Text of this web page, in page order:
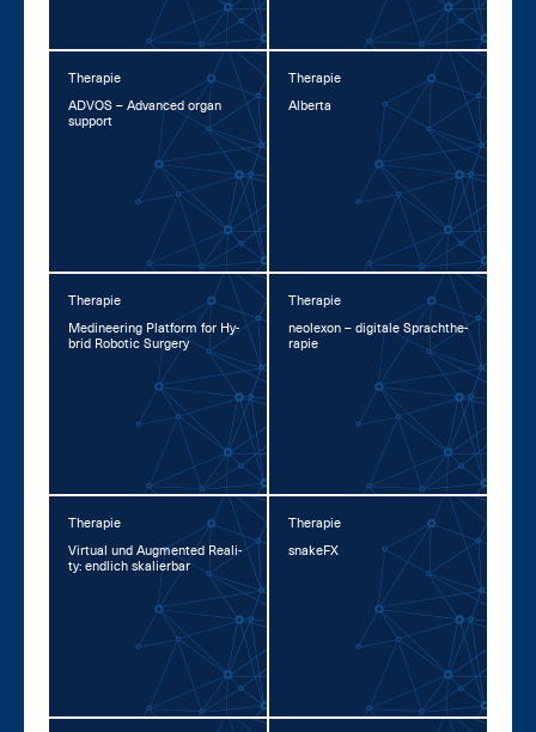
Therapie
AD­VOS – Ad­van­ced or­gan
sup­port
Therapie
Al­ber­ta
Therapie
Me­di­nee­ring Plat­form for Hy­
brid Ro­botic Sur­ge­ry
Therapie
neo­l­exon – di­gi­ta­le Sprachthe­
ra­pie
Therapie
Vir­tu­al und Aug­men­ted Rea­li­
ty: end­lich ska­lier­bar
Therapie
snake­FX